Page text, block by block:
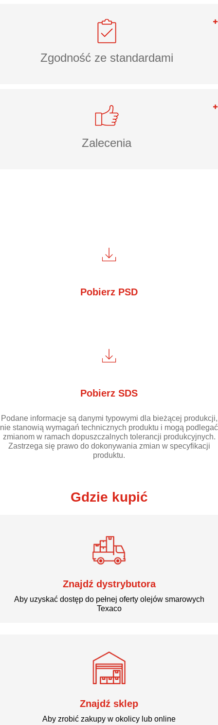
Zgodność ze standardami
Zalecenia
Pobierz PSD
Pobierz SDS
Podane informacje są danymi typowymi dla bieżącej produkcji,
nie stanowią wymagań technicznych produktu i mogą podlegać
zmianom w ramach dopuszczalnych tolerancji produkcyjnych.
Zastrzega się prawo do dokonywania zmian w specyfikacji
produktu.
Gdzie kupić
Znajdź dystrybutora
Aby uzyskać dostęp do pełnej oferty olejów smarowych
Texaco
Znajdź sklep
Aby zrobić zakupy w okolicy lub online